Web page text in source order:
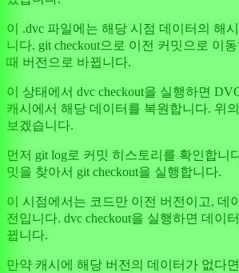
이 .dvc 파일에는 해당 시점 데이터의 해
니다. git checkout으로 이전 커밋으로 이
때 버전으로 바뀝니다.
이 상태에서 dvc checkout을 실행하면
캐시에서 해당 데이터를 복원합니다. 위
보겠습니다.
먼저 git log로 커밋 히스토리를 확인합니
밋을 찾아서 git checkout을 실행합니다.
이 시점에서는 코드만 이전 버전이고, 데
전입니다. dvc checkout을 실행하면 데이
뀝니다.
만약 캐시에 해당 버전의 데이터가 없다